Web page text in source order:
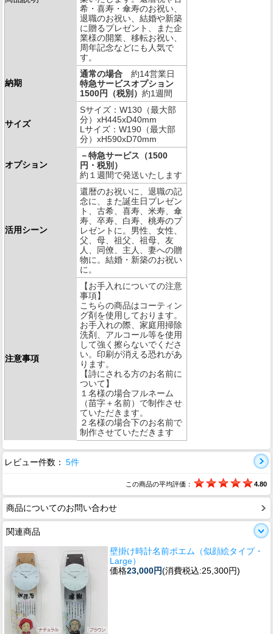
希・喜寿・傘寿のお祝い、
退職のお祝い、結婚や新築
に贈るプレゼント、また企
業様の開業、移転お祝い、
周年記念などにも人気で
す。
納期
通常の場合 約14営業日
特急サービスオプション
1500円（税別） 約1週間
サイズ
Sサイズ：W130（最大部
分）xH445xD40mm
Lサイズ：W190（最大部
分）xH590xD70mm
オプション
－特急サービス（1500
円・税別）
約１週間で発送いたします
活用シーン
還暦のお祝いに、退職の記
念に、また誕生日プレゼン
ト、古希、喜寿、米寿、傘
寿、卒寿、白寿、桃寿のプ
レゼントに。男性、女性、
父、母、祖父、祖母、友
人、同僚、主人、妻への贈
物に。結婚・新築のお祝い
に。
注意事項
【お手入れについての注意
事項】
こちらの商品はコーティン
グ剤を使用しております。
お手入れの際、家庭用掃除
洗剤、アルコール等を使用
して強く擦らないでくださ
い。印刷が消える恐れがあ
ります。
【詩にされる方のお名前に
ついて】
１名様の場合フルネーム
（苗字＋名前）で制作させ
ていただきます。
２名様の場合下のお名前で
制作させていただきます
レビュー件数： 5件
この商品の平均評価： 4.80
商品についてのお問い合わせ
関連商品
壁掛け時計名前ポエム（似顔絵タイプ・
Large）
価格23,000円(消費税込:25,300円)